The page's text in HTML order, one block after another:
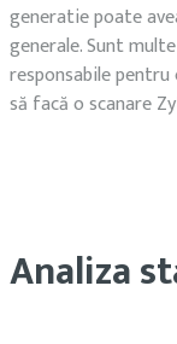
generatie poate
generale. Sunt
responsabile
să facă o scanare
Analiza